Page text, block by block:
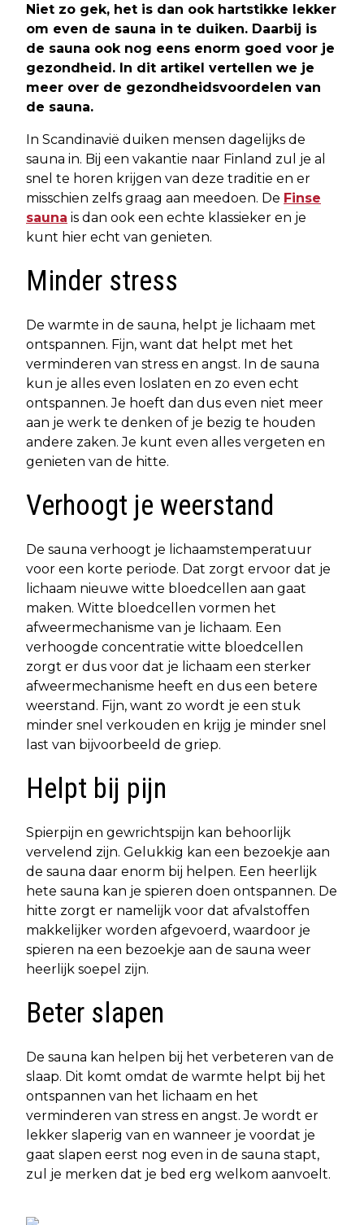
Niet zo gek, het is dan ook hartstikke lekker
om even de sauna in te duiken. Daarbij is
de sauna ook nog eens enorm goed voor je
gezondheid. In dit artikel vertellen we je
meer over de gezondheidsvoordelen van
de sauna.
In Scandinavië duiken mensen dagelijks de
sauna in. Bij een vakantie naar Finland zul je al
snel te horen krijgen van deze traditie en er
misschien zelfs graag aan meedoen. De Finse
sauna is dan ook een echte klassieker en je
kunt hier echt van genieten.
Minder stress
De warmte in de sauna, helpt je lichaam met
ontspannen. Fijn, want dat helpt met het
verminderen van stress en angst. In de sauna
kun je alles even loslaten en zo even echt
ontspannen. Je hoeft dan dus even niet meer
aan je werk te denken of je bezig te houden
andere zaken. Je kunt even alles vergeten en
genieten van de hitte.
Verhoogt je weerstand
De sauna verhoogt je lichaamstemperatuur
voor een korte periode. Dat zorgt ervoor dat je
lichaam nieuwe witte bloedcellen aan gaat
maken. Witte bloedcellen vormen het
afweermechanisme van je lichaam. Een
verhoogde concentratie witte bloedcellen
zorgt er dus voor dat je lichaam een sterker
afweermechanisme heeft en dus een betere
weerstand. Fijn, want zo wordt je een stuk
minder snel verkouden en krijg je minder snel
last van bijvoorbeeld de griep.
Helpt bij pijn
Spierpijn en gewrichtspijn kan behoorlijk
vervelend zijn. Gelukkig kan een bezoekje aan
de sauna daar enorm bij helpen. Een heerlijk
hete sauna kan je spieren doen ontspannen. De
hitte zorgt er namelijk voor dat afvalstoffen
makkelijker worden afgevoerd, waardoor je
spieren na een bezoekje aan de sauna weer
heerlijk soepel zijn.
Beter slapen
De sauna kan helpen bij het verbeteren van de
slaap. Dit komt omdat de warmte helpt bij het
ontspannen van het lichaam en het
verminderen van stress en angst. Je wordt er
lekker slaperig van en wanneer je voordat je
gaat slapen eerst nog even in de sauna stapt,
zul je merken dat je bed erg welkom aanvoelt.